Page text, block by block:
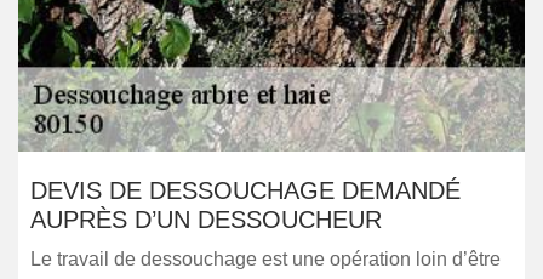
DEVIS DE DESSOUCHAGE DEMANDÉ
AUPRÈS D’UN DESSOUCHEUR
Le travail de dessouchage est une opération loin d’être